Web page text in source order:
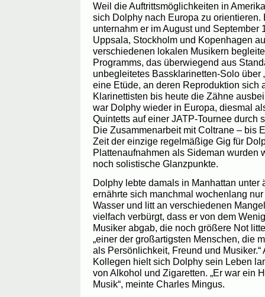
Weil die Auftrittsmöglichkeiten in
sich Dolphy nach Europa zu orientieren.
unternahm er im August und September
Uppsala, Stockholm und Kopenhagen
verschiedenen lokalen Musikern
Programms, das überwiegend aus
unbegleitetes Bassklarinetten-Solo über
eine Etüde, an deren Reproduktion sich
Klarinettisten bis heute die Zähne
war Dolphy wieder in Europa, diesmal
Quintetts auf einer JATP-Tournee durch
Die Zusammenarbeit mit Coltrane – bis
Zeit der einzige regelmäßige Gig für
Plattenaufnahmen als Sideman wurden
noch solistische Glanzpunkte.
Dolphy lebte damals in Manhattan unter
ernährte sich manchmal wochenlang
Wasser und litt an verschiedenen
vielfach verbürgt, dass er von dem
Musiker abgab, die noch größere Not
„einer der großartigsten Menschen, die
als Persönlichkeit, Freund und
Kollegen hielt sich Dolphy sein Leben
von Alkohol und Zigaretten. „Er war ein
Musik“, meinte Charles Mingus.